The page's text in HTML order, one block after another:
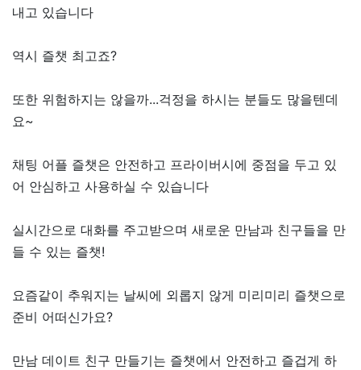
내고 있습니다
역시 즐챗 최고죠?
또한 위험하지는 않을까...걱정을 하시는 분들도 많을텐데
요~
채팅 어플 즐챗은 안전하고 프라이버시에 중점을 두고 있
어 안심하고 사용하실 수 있습니다
실시간으로 대화를 주고받으며 새로운 만남과 친구들을 만
들 수 있는 즐챗!
요즘같이 추워지는 날씨에 외롭지 않게 미리미리 즐챗으로
준비 어떠신가요?
만남 데이트 친구 만들기는 즐챗에서 안전하고 즐겁게 하